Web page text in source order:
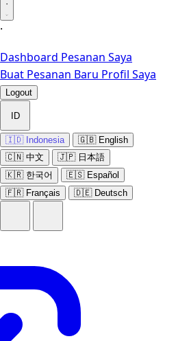
·
·
Dashboard Pesanan Saya
Buat Pesanan Baru Profil Saya
Logout
ID
🇮🇩 Indonesia
🇬🇧 English
🇨🇳 中文
🇯🇵 日本語
🇰🇷 한국어
🇪🇸 Español
🇫🇷 Français
🇩🇪 Deutsch